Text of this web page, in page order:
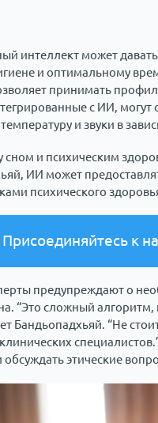
интеллект может
и оптимальному
принимать
с ИИ, могут
и звуки в
сном и психическим
ИИ может
психического
Присоединяйтесь к
предупреждают о
“Это сложный
Бандьопадхьяй. “Не
клинических
обсуждать этические